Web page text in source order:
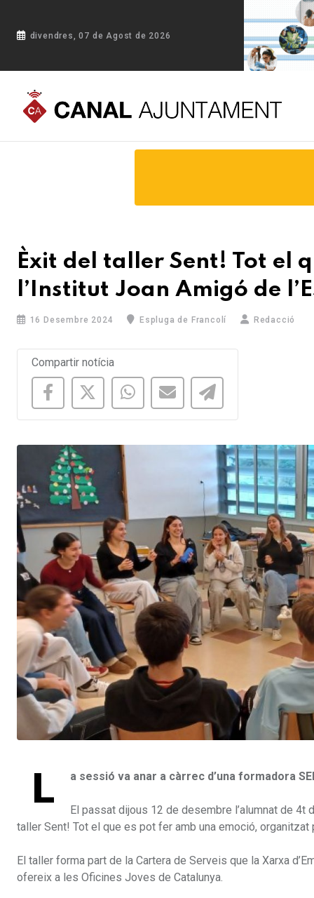
divendres, 07 de Agost de 2026
Portada Blog Èxit del taller Sent! Tot el que es pot fer
Èxit del taller Sent! Tot el
l’Institut Joan Amigó de
16 Desembre 2024 Espluga de Francolí Redacció
Compartir notícia
L a sessió va anar a càrrec d’una formadora
El passat dijous 12 de desembre l’alumnat de 4t
taller Sent! Tot el que es pot fer amb una emoció, organitzat
El taller forma part de la Cartera de Serveis que la Xarxa
ofereix a les Oficines Joves de Catalunya.